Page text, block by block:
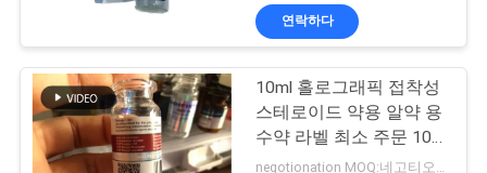
여
10mL 작은 유리병
139
접착 스티커
연락하다
10ml 홀로그래픽 접착성
스테로이드 약용 알약 용
수약 라벨 최소 주문 100
PC 항공 배송 요구